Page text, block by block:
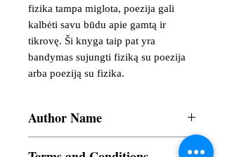
fizika tampa miglota, poezija gali
kalbėti savu būdu apie gamtą ir
tikrovę. Ši knyga taip pat yra
bandymas sujungti fiziką su poezija
arba poeziją su fizika.
Author Name